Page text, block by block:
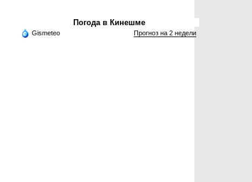
Погода в Кинешме
Gismeteo Прогноз на 2 недели